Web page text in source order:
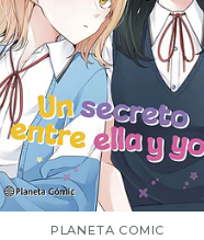
PLANETA COMIC